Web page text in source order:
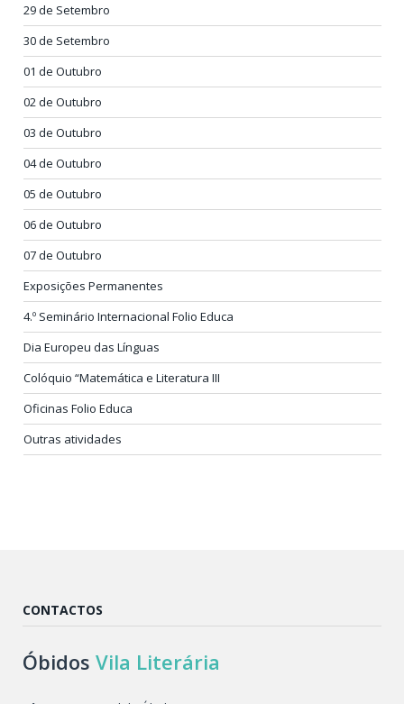
29 de Setembro
30 de Setembro
01 de Outubro
02 de Outubro
03 de Outubro
04 de Outubro
05 de Outubro
06 de Outubro
07 de Outubro
Exposições Permanentes
4.º Seminário Internacional Folio Educa
Dia Europeu das Línguas
Colóquio “Matemática e Literatura III
Oficinas Folio Educa
Outras atividades
CONTACTOS
Óbidos Vila Literária